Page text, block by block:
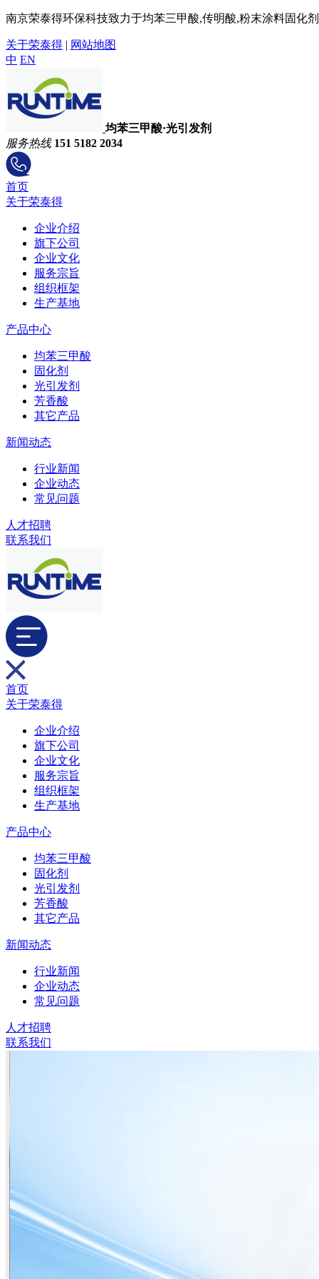
南京荣泰得环保科技致力于均苯三甲酸,传明酸,粉末涂料固化
关于荣泰得 | 网站地图
中 EN
均苯三甲酸·光引发剂
服务热线 151 5182 2034
首页
关于荣泰得
企业介绍
旗下公司
企业文化
服务宗旨
组织框架
生产基地
产品中心
均苯三甲酸
固化剂
光引发剂
芳香酸
其它产品
新闻动态
行业新闻
企业动态
常见问题
人才招聘
联系我们
首页
关于荣泰得
企业介绍
旗下公司
企业文化
服务宗旨
组织框架
生产基地
产品中心
均苯三甲酸
固化剂
光引发剂
芳香酸
其它产品
新闻动态
行业新闻
企业动态
常见问题
人才招聘
联系我们